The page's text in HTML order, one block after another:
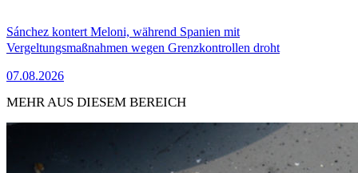
Sánchez kontert Meloni, während Spanien mit
Vergeltungsmaßnahmen wegen Grenzkontrollen droht
07.08.2026
MEHR AUS DIESEM BEREICH